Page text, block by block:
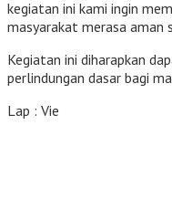
kegiatan ini kami ingin
masyarakat merasa aman
Kegiatan ini diharapkan
perlindungan dasar bagi
Lap : Vie